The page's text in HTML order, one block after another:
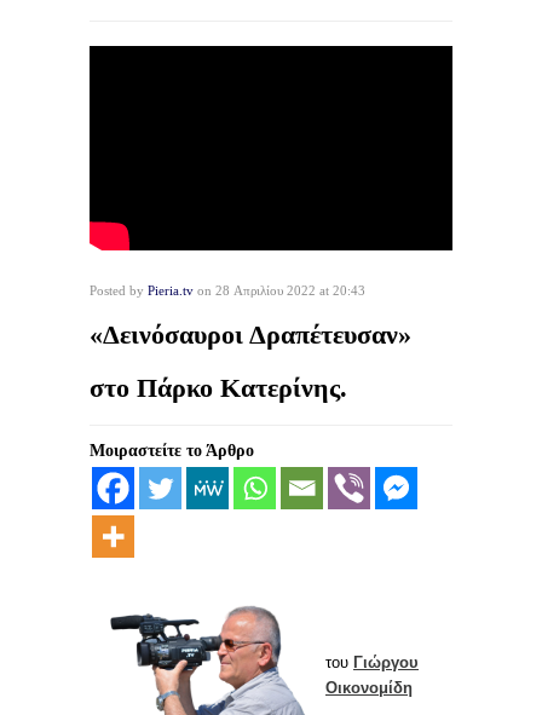
Posted by Pieria.tv on 28 Απριλίου 2022 at 20:43
«Δεινόσαυροι Δραπέτευσαν»
στο Πάρκο Κατερίνης.
Μοιραστείτε το Άρθρο
του Γιώργου
Οικονομίδη